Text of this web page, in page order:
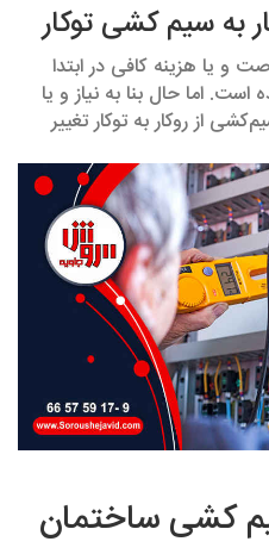
و یا هزینه کافی در ابتدا
اما حال بنا به نیاز و یا
از روکار به توکار تغییر
کشی ساختمان